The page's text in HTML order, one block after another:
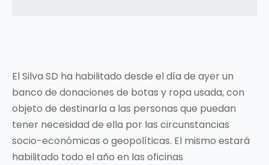
El Silva SD ha habilitado desde el día de ayer un
banco de donaciones de botas y ropa usada, con
objeto de destinarla a las personas que puedan
tener necesidad de ella por las circunstancias
socio-económicas o geopolíticas. El mismo estará
habilitado todo el año en las oficinas